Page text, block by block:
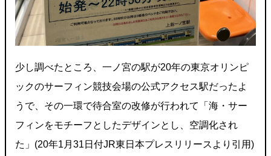
少し調べたところ、一ノ宮の駅が20年の東京オリンピ
ックのサーフィン競技会場の公式アクセス駅だったよ
うで、その一環で待合室の改修が行われて「海・サー
フィンをモチーフとしたデザインとし、空調化され
た」(20年1月31日付JR東日本プレスリリースより引用)